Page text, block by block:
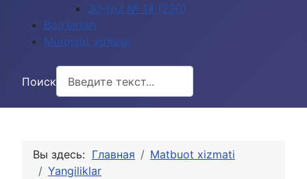
30-iyul № 14 (230)
Bog‘lanish
Murojaat yo‘llash
Поиск
Вы здесь: Главная
Matbuot xizmati
Yangiliklar